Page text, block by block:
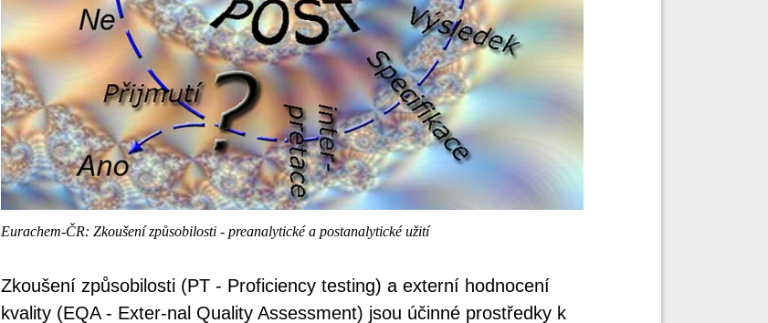
Eurachem-ČR: Zkoušení způsobilosti - preanalytické a postanalytické užití
Zkoušení způsobilosti (PT - Proficiency testing) a externí hodnocení
kvality (EQA - Exter-nal Quality Assessment) jsou účinné prostředky k